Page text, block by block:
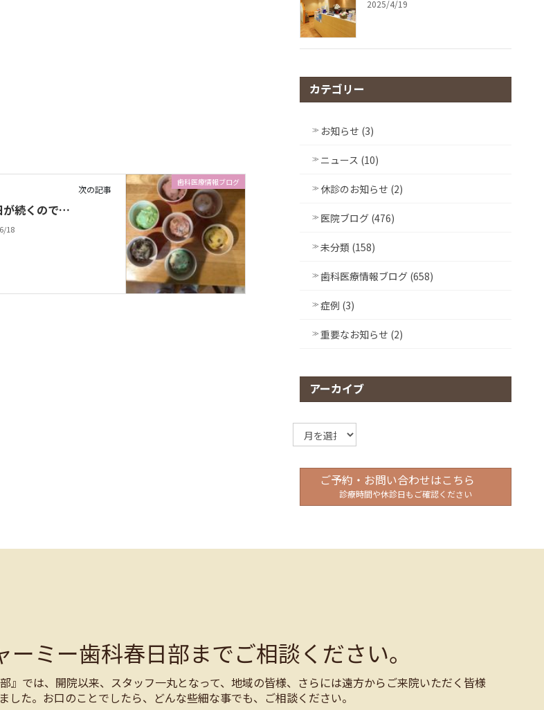
歯科医療情報ブログ
次の記事
が続くので…
18
2025/4/19
カテゴリー
お知らせ (3)
ニュース (10)
休診のお知らせ (2)
医院ブログ (476)
未分類 (158)
歯科医療情報ブログ (658)
症例 (3)
重要なお知らせ (2)
アーカイブ
ア
ー
イ
ご予約・お問い合わせはこちら
診療時間や休診日もご確認ください
ミー歯科春日部までご相談ください。
では、開院以来、スタッフ一丸となって、地域の皆様、さらには遠方からご来院いただく皆様
た。お口のことでしたら、どんな些細な事でも、ご相談ください。